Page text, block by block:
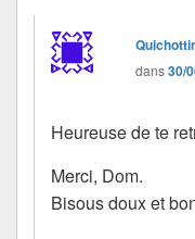
dans30/
Heureuse de te
Merci, Dom.
Bisous doux et